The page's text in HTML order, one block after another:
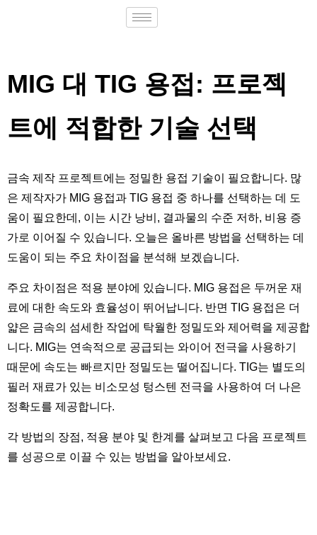
MIG 대 TIG 용접: 프로젝
트에 적합한 기술 선택
금속 제작 프로젝트에는 정밀한 용접 기술이 필요합니다. 많
은 제작자가 MIG 용접과 TIG 용접 중 하나를 선택하는 데 도
움이 필요한데, 이는 시간 낭비, 결과물의 수준 저하, 비용 증
가로 이어질 수 있습니다. 오늘은 올바른 방법을 선택하는 데
도움이 되는 주요 차이점을 분석해 보겠습니다.
주요 차이점은 적용 분야에 있습니다. MIG 용접은 두꺼운 재
료에 대한 속도와 효율성이 뛰어납니다. 반면 TIG 용접은 더
얇은 금속의 섬세한 작업에 탁월한 정밀도와 제어력을 제공합
니다. MIG는 연속적으로 공급되는 와이어 전극을 사용하기
때문에 속도는 빠르지만 정밀도는 떨어집니다. TIG는 별도의
필러 재료가 있는 비소모성 텅스텐 전극을 사용하여 더 나은
정확도를 제공합니다.
각 방법의 장점, 적용 분야 및 한계를 살펴보고 다음 프로젝트
를 성공으로 이끌 수 있는 방법을 알아보세요.